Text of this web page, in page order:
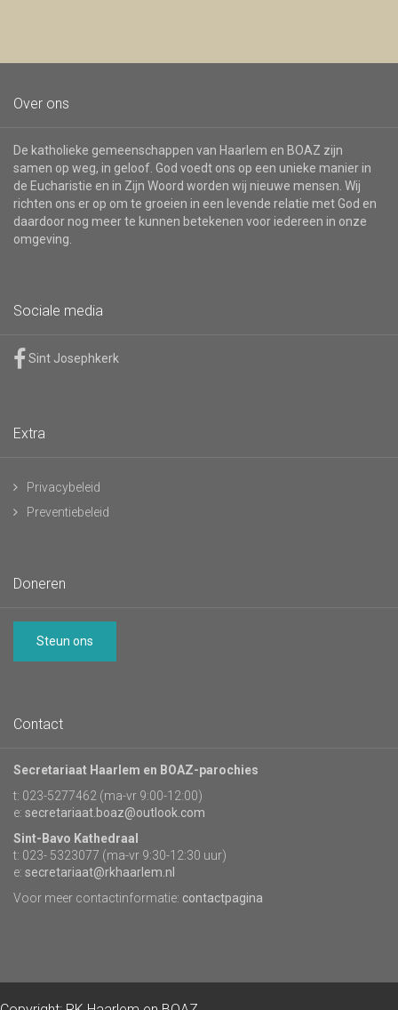
Over ons
De katholieke gemeenschappen van Haarlem en BOAZ zijn
samen op weg, in geloof. God voedt ons op een unieke manier in
de Eucharistie en in Zijn Woord worden wij nieuwe mensen. Wij
richten ons er op om te groeien in een levende relatie met God en
daardoor nog meer te kunnen betekenen voor iedereen in onze
omgeving.
Sociale media
Sint Josephkerk
Extra
Privacybeleid
Preventiebeleid
Doneren
Steun ons
Contact
Secretariaat Haarlem en BOAZ-parochies
t: 023-5277462 (ma-vr 9:00-12:00)
e: secretariaat.boaz@outlook.com
Sint-Bavo Kathedraal
t: 023- 5323077 (ma-vr 9:30-12:30 uur)
e: secretariaat@rkhaarlem.nl
Voor meer contactinformatie: contactpagina